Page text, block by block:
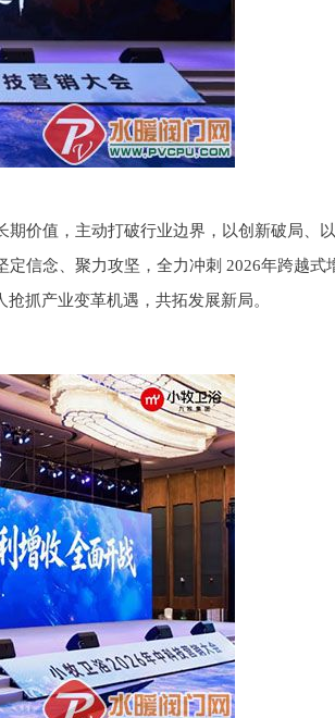
价值，主动打破行业边界，以创新破局、以
信念、聚力攻坚，全力冲刺 2026年跨越式
抓产业变革机遇，共拓发展新局。